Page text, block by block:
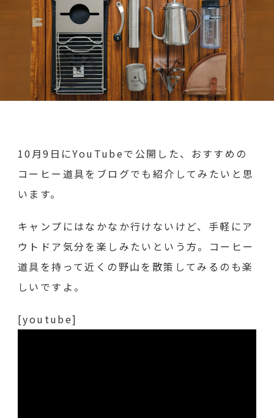
ー
ヒ
ー
道
具
–
お
す
す
め
道
具
８
選
10月9日にYouTubeで公開した、おすすめの
コーヒー道具をブログでも紹介してみたいと思
います。
キャンプにはなかなか行けないけど、手軽にア
ウトドア気分を楽しみたいという方。コーヒー
道具を持って近くの野山を散策してみるのも楽
しいですよ。
[youtube]